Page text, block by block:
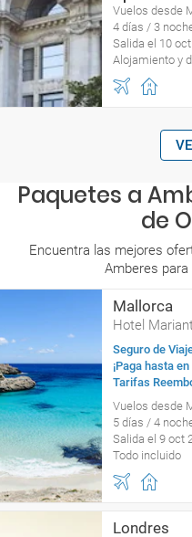
Vuelos desde
4 días / 3
Salida el 10
Alojamiento y
Paquetes a
de
Encuentra las mejores
Amberes
Mallorca
Hotel
Seguro de
¡Paga hasta
Tarifas
Vuelos desde
5 días / 4
Salida el 9 oct
Todo incluido
Londres